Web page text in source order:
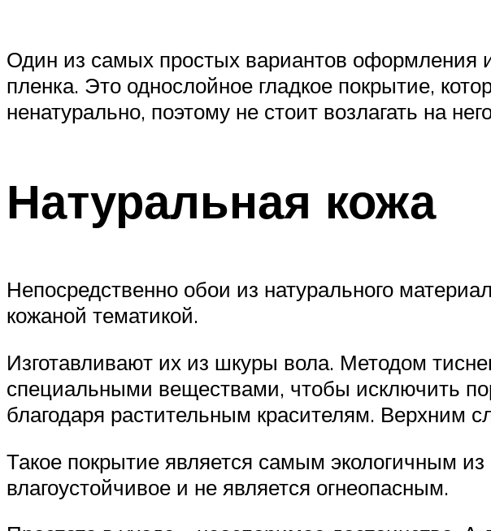
Один из самых простых вариантов оформления
пленка. Это однослойное гладкое покрытие,
ненатурально, поэтому не стоит возлагать на
Натуральная кожа
Непосредственно обои из натурального
кожаной тематикой.
Изготавливают их из шкуры вола. Методом
специальными веществами, чтобы исключить
благодаря растительным красителям. Верхним
Такое покрытие является самым экологичным
влагоустойчивое и не является огнеопасным.